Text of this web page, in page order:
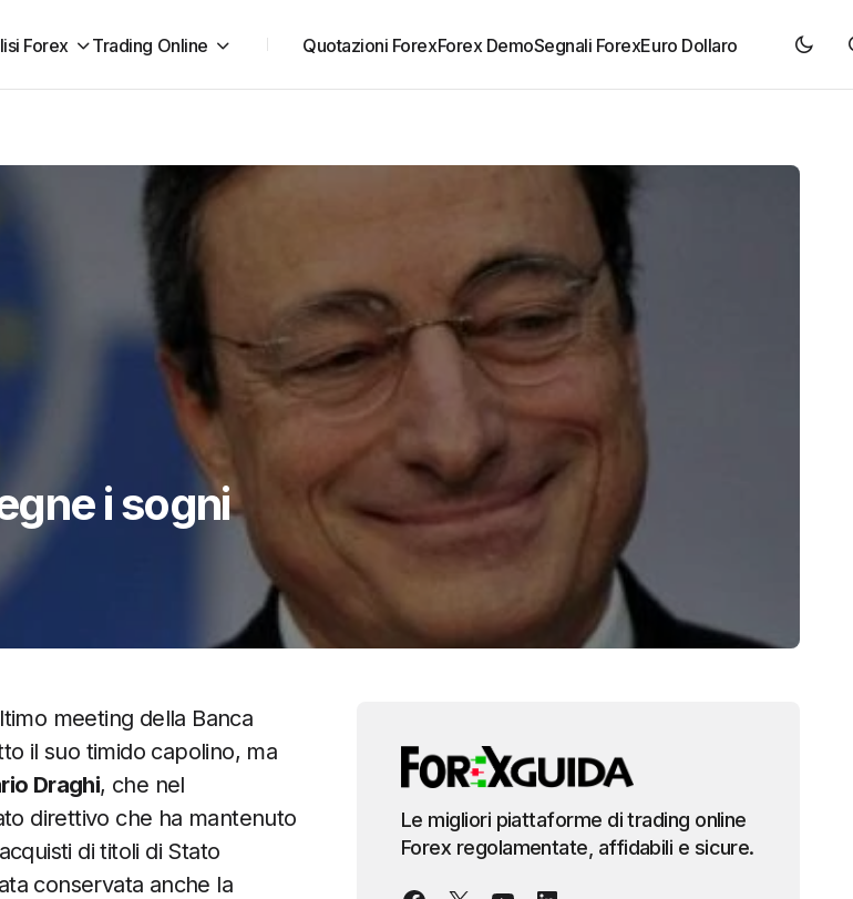
Forex Trading Online Quotazioni ForexForex DemoSegnali ForexEuro Dollaro
i sogni
meeting della Banca
il suo timido capolino, ma
Draghi, che nel
direttivo che ha mantenuto
di titoli di Stato
conservata anche la
Le migliori piattaforme di trading online
Forex regolamentate, affidabili e sicure.